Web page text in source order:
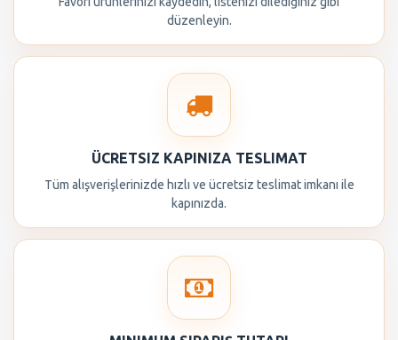
düzenleyin.
ÜCRETSIZ KAPINIZA TESLIMAT
Tüm alışverişlerinizde hızlı ve ücretsiz teslimat imkanı ile
kapınızda.